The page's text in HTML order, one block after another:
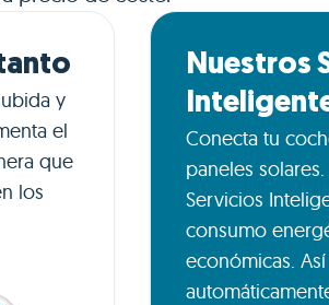
y
el
que
los
Nuestros
Conecta tu
paneles
Servicios
consumo
económicas.